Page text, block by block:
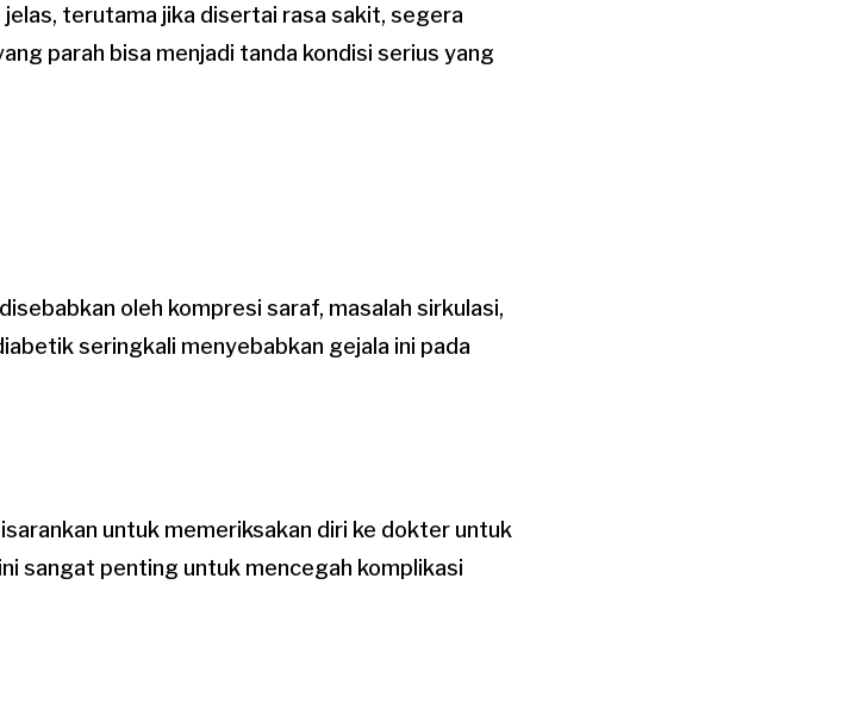
terutama jika disertai rasa sakit, segera
parah bisa menjadi tanda kondisi serius yang
oleh kompresi saraf, masalah sirkulasi,
seringkali menyebabkan gejala ini pada
untuk memeriksakan diri ke dokter untuk
sangat penting untuk mencegah komplikasi